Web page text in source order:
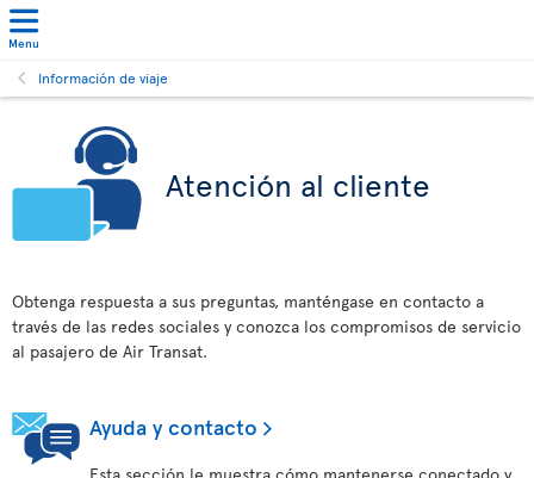
Menu
Información de viaje
Atención al cliente
Obtenga respuesta a sus preguntas, manténgase en contacto a
través de las redes sociales y conozca los compromisos de servicio
al pasajero de Air Transat.
Ayuda y contacto